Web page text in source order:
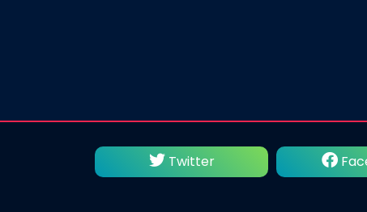
Twitter